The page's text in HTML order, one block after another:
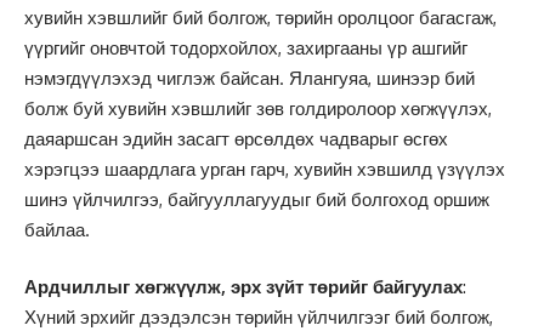
хувийн хэвшлийг бий болгож, төрийн оролцоог багасгаж,
үүргийг оновчтой тодорхойлох, захиргааны үр ашгийг
нэмэгдүүлэхэд чиглэж байсан. Ялангуяа, шинээр бий
болж буй хувийн хэвшлийг зөв голдиролоор хөгжүүлэх,
даяаршсан эдийн засагт өрсөлдөх чадварыг өсгөх
хэрэгцээ шаардлага урган гарч, хувийн хэвшилд үзүүлэх
шинэ үйлчилгээ, байгууллагуудыг бий болгоход оршиж
байлаа.
Ардчиллыг хөгжүүлж, эрх зүйт төрийг байгуулах:
Хүний эрхийг дээдэлсэн төрийн үйлчилгээг бий болгож,